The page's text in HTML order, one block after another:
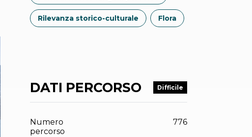
Rilevanza storico-culturale Flora
DATI PERCORSO Difficile
Numero
percorso
776